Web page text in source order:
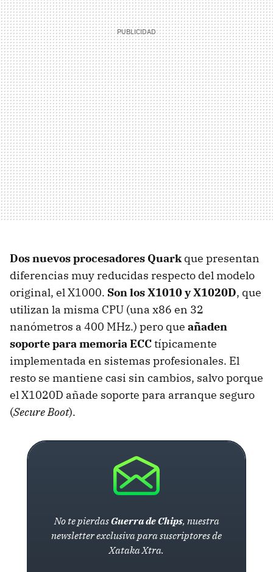
Dos nuevos procesadores Quarkque presentan
diferencias muy reducidas respecto del modelo
original, el X1000. Son los X1010 y X1020D, que
utilizan la misma CPU (una x86 en 32
nanómetros a 400 MHz.) pero que añaden
soporte para memoria ECCtípicamente
implementada en sistemas profesionales. El
resto se mantiene casi sin cambios, salvo porque
el X1020D añade soporte para arranque seguro
(Secure Boot).
No te pierdasGuerra de Chips, nuestra
newsletter exclusiva para suscriptores de
Xataka Xtra.